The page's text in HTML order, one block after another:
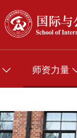
师资力量